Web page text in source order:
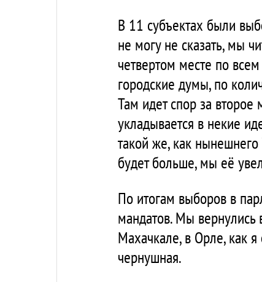
В 11 субъектах были
не могу не сказать, мы
четвертом месте по
городские думы, по
Там идет спор за
укладывается в некие
такой же, как
будет больше, мы её
По итогам выборов в
мандатов. Мы
Махачкале, в Орле, как
чернушная.